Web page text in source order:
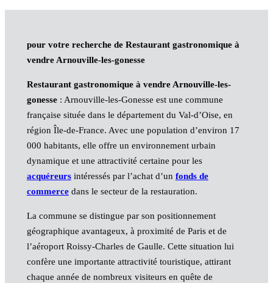
pour votre recherche de Restaurant gastronomique à
vendre Arnouville-les-gonesse
Restaurant gastronomique à vendre Arnouville-les-
gonesse: Arnouville-les-Gonesse est une commune
française située dans le département du Val-d’Oise, en
région Île-de-France. Avec une population d’environ 17
000 habitants, elle offre un environnement urbain
dynamique et une attractivité certaine pour les
acquéreursintéressés par l’achat d’un fonds de
commercedans le secteur de la restauration.
La commune se distingue par son positionnement
géographique avantageux, à proximité de Paris et de
l’aéroport Roissy-Charles de Gaulle. Cette situation lui
confère une importante attractivité touristique, attirant
chaque année de nombreux visiteurs en quête de